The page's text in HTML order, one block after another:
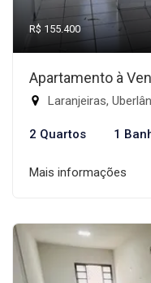
R$ 155.400
Apartamento à
Laranjeiras,
2 Quartos 1
Mais informações